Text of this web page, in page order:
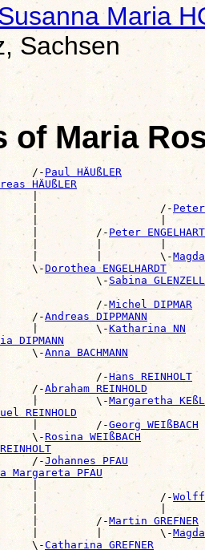
Maria
Sachsen
of Maria
/-
Paul HÄUßLER
HÄUßLER
|
|                   /-
Peter
|                   |
|         /-
Peter ENGELHART
|         |         |
|         |         \-
\-
Dorothea ENGELHARDT
\-
Sabina GLENZELL
/-
Michel DIPMAR
/-
Andreas DIPPMANN
|         \-
Katharina NN
DIPMANN
\-
Anna BACHMANN
/-Hans REINHOLT
/-
Abraham REINHOLD
|         \-
Margaretha
REINHOLD
|         /-
Georg WEIßBACH
\-
Rosina WEIßBACH
/-
Johannes PFAU
Margareta PFAU
|
|                   /-
Wolff
|                   |
|         /-
Martin GREFNER
|         |         \-
\-
Catharina GREFNER